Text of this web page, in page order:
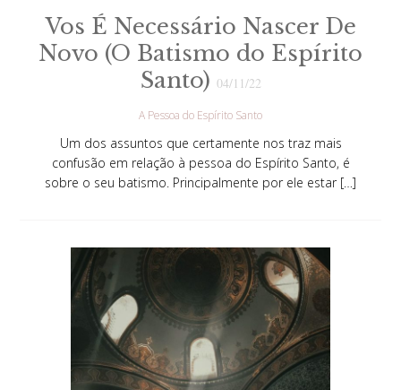
SOBRE
FRUTÍFERAS
Vos É Necessário Nascer De
Novo (O Batismo do Espírito
Santo) 04/11/22
A Pessoa do Espírito Santo
Um dos assuntos que certamente nos traz mais
confusão em relação à pessoa do Espírito Santo, é
sobre o seu batismo. Principalmente por ele estar […]